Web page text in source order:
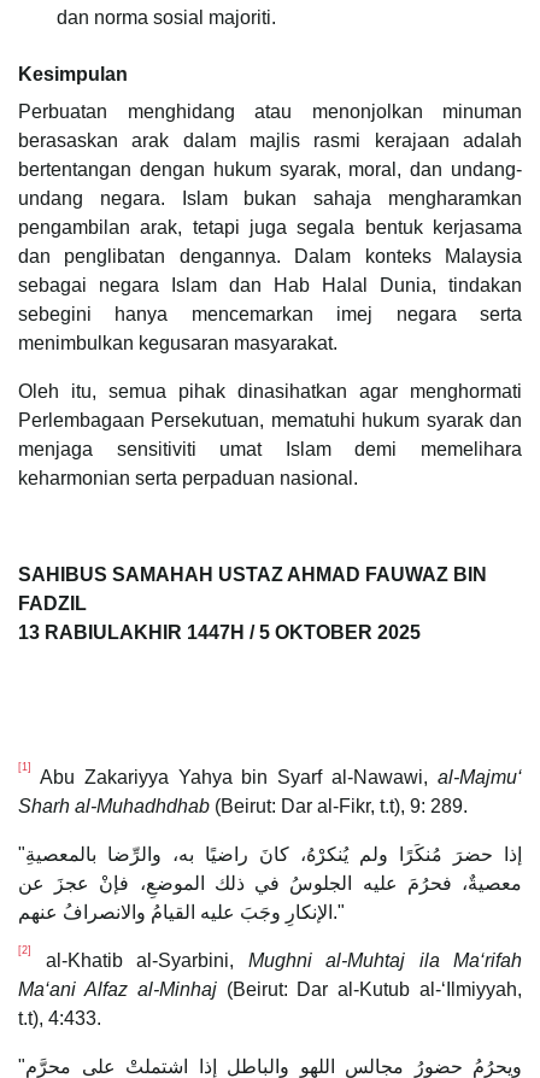
dan norma sosial majoriti.
Kesimpulan
Perbuatan menghidang atau menonjolkan minuman
berasaskan arak dalam majlis rasmi kerajaan adalah
bertentangan dengan hukum syarak, moral, dan undang-
undang negara. Islam bukan sahaja mengharamkan
pengambilan arak, tetapi juga segala bentuk kerjasama
dan penglibatan dengannya. Dalam konteks Malaysia
sebagai negara Islam dan Hab Halal Dunia, tindakan
sebegini hanya mencemarkan imej negara serta
menimbulkan kegusaran masyarakat.
Oleh itu, semua pihak dinasihatkan agar menghormati
Perlembagaan Persekutuan, mematuhi hukum syarak dan
menjaga sensitiviti umat Islam demi memelihara
keharmonian serta perpaduan nasional.
SAHIBUS SAMAHAH USTAZ AHMAD FAUWAZ BIN
FADZIL
13 RABIULAKHIR 1447H / 5 OKTOBER 2025
[1] Abu Zakariyya Yahya bin Syarf al-Nawawi, al-Majmu‘
Sharh al-Muhadhdhab (Beirut: Dar al-Fikr, t.t), 9: 289.
"إذا حضرَ مُنكَرًا ولم يُنكرْهُ، كانَ راضيًا به، والرِّضا بالمعصيةِ
معصيةٌ، فحرُمَ عليه الجلوسُ في ذلك الموضعِ، فإنْ عجزَ عن
الإنكارِ وجَبَ عليه القيامُ والانصرافُ عنهم."
[2] al-Khatib al-Syarbini, Mughni al-Muhtaj ila Ma‘rifah
Ma‘ani Alfaz al-Minhaj(Beirut: Dar al-Kutub al-‘Ilmiyyah,
t.t), 4:433.
"ويحرُمُ حضورُ مجالسِ اللهوِ والباطلِ إذا اشتملتْ على محرَّمٍ